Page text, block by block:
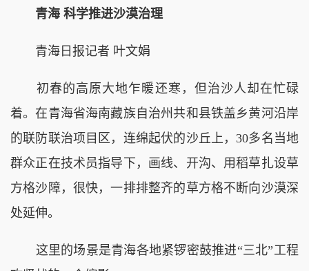
青海 科学推进沙漠治理
青海日报记者 叶文娟
初春的高原大地乍暖还寒，但治沙人却在忙碌
着。在青海省海南藏族自治州共和县铁盖乡黄河沿岸
的联防联治项目区，连绵起伏的沙丘上，30多名当地
群众正在技术员指导下，画线、开沟、用稻草扎设草
方格沙障，很快，一排排整齐的草方格不断向沙漠深
处延伸。
这里的场景是青海各地紧锣密鼓推进“三北”工程